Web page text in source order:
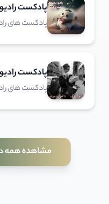
پنجم
پادکست های
پادکست
پستچی در
پادکست های
مشاهده همه